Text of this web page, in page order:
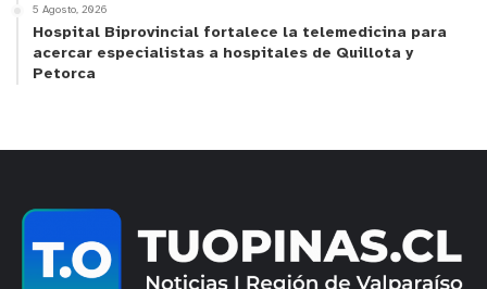
5 Agosto, 2026
Hospital Biprovincial fortalece la telemedicina para
acercar especialistas a hospitales de Quillota y
Petorca